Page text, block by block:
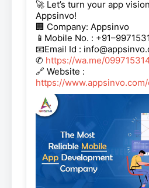
🚀 Let’s turn your app
Appsinvo!
🏢 Company: Appsinvo
📱Mobile No. :
📧Email Id :
✆ https://wa.me/
🔗 Website :
https://